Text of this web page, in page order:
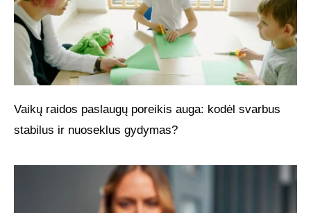
Vaikų raidos paslaugų poreikis auga: kodėl svarbus
stabilus ir nuoseklus gydymas?